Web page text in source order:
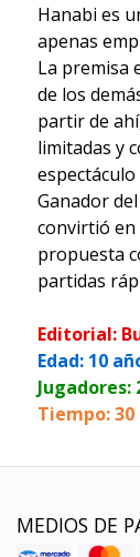
Hanabi es
apenas
La premisa
de los
partir de
limitadas y
Ganador
convirtió en
propuesta
partidas
Editorial:
Edad: 10
Jugadores:
Tiempo:
MEDIOS DE